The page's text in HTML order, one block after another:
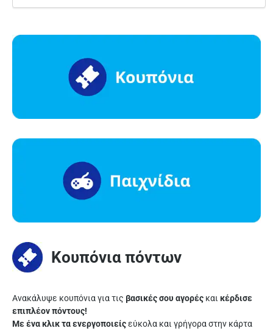
Κουπόνια πόντων
Ανακάλυψε κουπόνια για τις βασικές σου αγορές και κέρδισε
επιπλέον πόντους!
Με ένα κλικ τα ενεργοποιείςεύκολα και γρήγορα στην κάρτα